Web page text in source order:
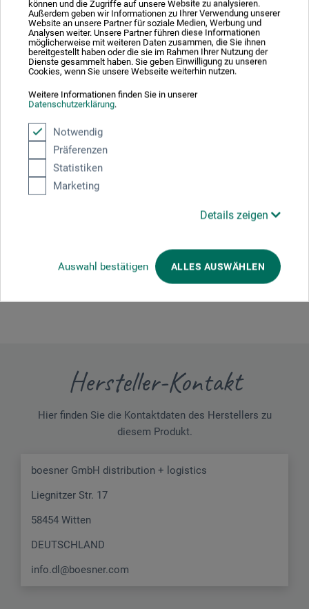
können und die Zugriffe auf unsere Website zu analysieren.
Außerdem geben wir Informationen zu Ihrer Verwendung unserer
Website an unsere Partner für soziale Medien, Werbung und
Analysen weiter. Unsere Partner führen diese Informationen
möglicherweise mit weiteren Daten zusammen, die Sie ihnen
bereitgestellt haben oder die sie im Rahmen Ihrer Nutzung der
Dienste gesammelt haben. Sie geben Einwilligung zu unseren
Cookies, wenn Sie unsere Webseite weiterhin nutzen.
Weitere Informationen finden Sie in unserer
Datenschutzerklärung.
Notwendig
Präferenzen
Statistiken
Marketing
Details zeigen
Auswahl bestätigen ALLES AUSWÄHLEN
2 Sterne
0
1 Sterne
0
Produkt bewerten
Sagen Sie Ihre Meinung zu diesem Produkt
JETZT PRODUKT BEWERTEN
Der Daumen kann im Grundgelenk nicht gedreht werden, ist
also nicht opponierbar. Das schränkt die möglichen
Stellungen der Hand schon stark ein.
Hersteller-Kontakt
Hier finden Sie die Kontaktdaten des Herstellers zu
diesem Produkt.
boesner GmbH distribution + logistics
Liegnitzer Str. 17
58454 Witten
DEUTSCHLAND
info.dl@boesner.com